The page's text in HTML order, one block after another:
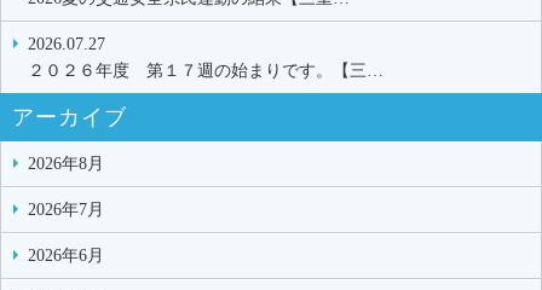
2026.07.27
２０２６年度 第１７週の始まりです。【三…
アーカイブ
2026年8月
2026年7月
2026年6月